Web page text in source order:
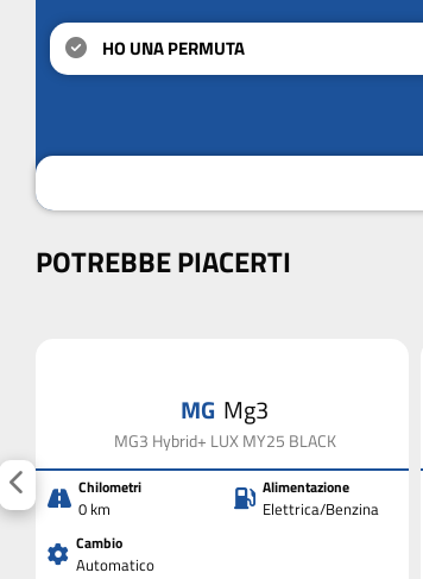
HO UNA PERMUTA
POTREBBE PIACERTI
MG Mg3
MG3 Hybrid+ LUX MY25 BLACK
Chilometri
0 km
Alimentazione
Elettrica/Benzina
Cambio
Automatico